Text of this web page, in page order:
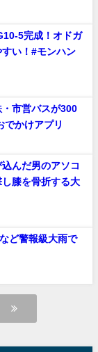
5完成！オドガ
い！#モンハン
・市営バスが300
でかけアプリ
んだ男のアソコ
膝を骨折する大
ど警報級大雨で